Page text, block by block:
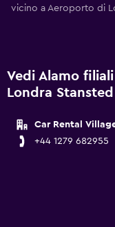
vicino a Aeroporto di
Vedi Alamo
Londra Stansted
Car Rental
+44 1279 682955